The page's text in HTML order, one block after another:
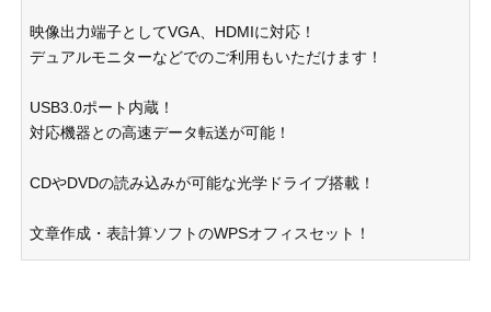
映像出力端子としてVGA、HDMIに対応！
デュアルモニターなどでのご利用もいただけます！
USB3.0ポート内蔵！
対応機器との高速データ転送が可能！
CDやDVDの読み込みが可能な光学ドライブ搭載！
文章作成・表計算ソフトのWPSオフィスセット！